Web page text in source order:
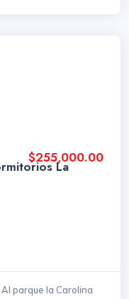
$255,000.00
La
parque la Carolina